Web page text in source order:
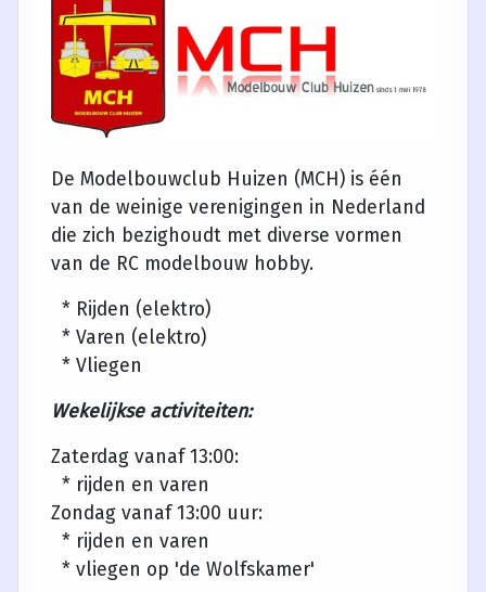
De Modelbouwclub Huizen (MCH) is één
van de weinige verenigingen in Nederland
die zich bezighoudt met diverse vormen
van de RC modelbouw hobby.
* Rijden (elektro)
* Varen (elektro)
* Vliegen
Wekelijkse activiteiten:
Zaterdag vanaf 13:00:
* rijden en varen
Zondag vanaf 13:00 uur:
* rijden en varen
* vliegen op 'de Wolfskamer'